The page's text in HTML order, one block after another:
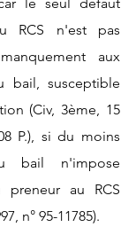
RCS n'est pas
aux
bail, susceptible
(Civ, 3ème, 15
P.), si du moins
bail n'impose
preneur au RCS
n° 95-11785).